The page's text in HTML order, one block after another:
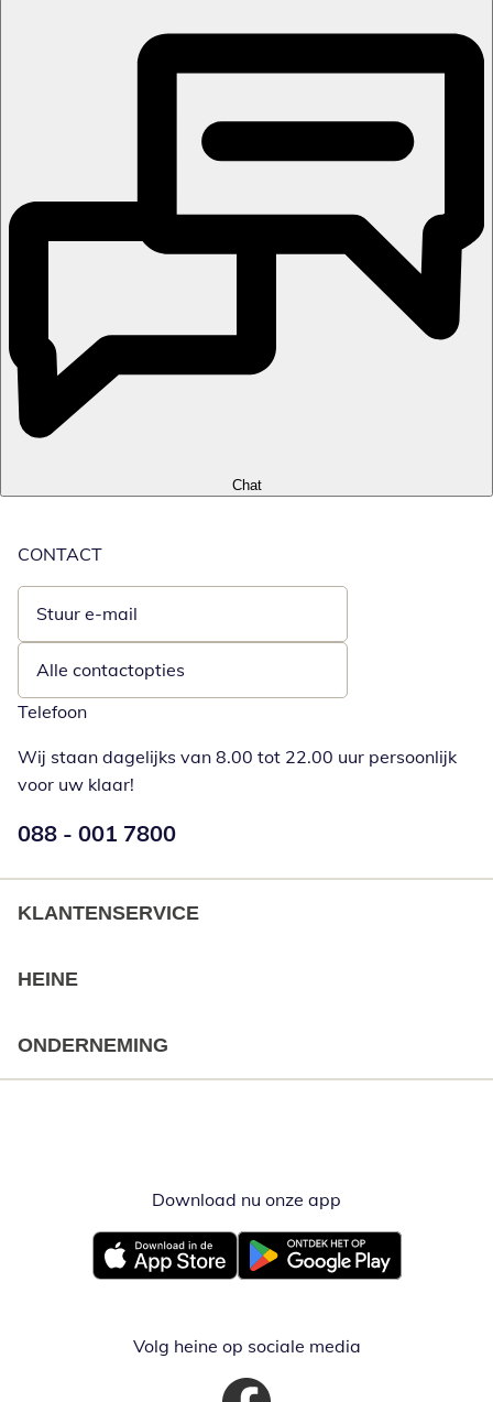
Chat
CONTACT
Stuur e-mail
Opent e-mailclient
Alle contactopties
Telefoon
Wij staan dagelijks van 8.00 tot 22.00 uur persoonlijk
voor uw klaar!
Telefoonnummer:
088 - 001 7800
KLANTENSERVICE
HEINE
ONDERNEMING
Download nu onze app
Opent in nieuw vensterOpent in nieuw venster
Volg heine op sociale media